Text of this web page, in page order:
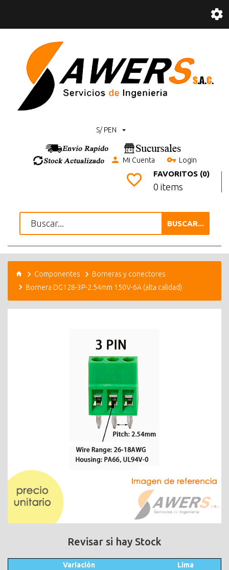
S/ PEN
Mi Cuenta Login
FAVORITOS (0)
0 items
BUSCAR...
Componentes
Borneras y conectores
Bornera DG128-3P-2.54mm 150V-6A (alta calidad)
Revisar si hay Stock
Variación Lima